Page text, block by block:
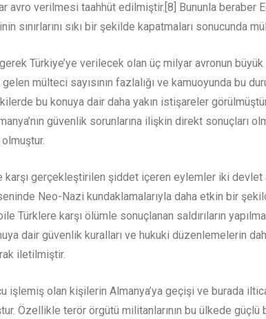
avro verilmesi taahhüt edilmiştir.[8] Bununla beraber
sınırlarını sıkı bir şekilde kapatmaları sonucunda
Türkiye’ye verilecek olan üç milyar avronun
mülteci sayısının fazlalığı ve kamuoyunda bu
bu konuya dair daha yakın istişareler
güvenlik sorunlarına ilişkin direkt sonuçları
karşı gerçekleştirilen şiddet içeren eylemler iki devlet
Neo-Nazi kundaklamalarıyla daha etkin bir
Türklere karşı ölümle sonuçlanan saldırıların
dair güvenlik kuralları ve hukuki düzenlemelerin
iletilmiştir.
işlemiş olan kişilerin Almanya’ya geçişi ve burada
Özellikle terör örgütü militanlarının bu ülkede